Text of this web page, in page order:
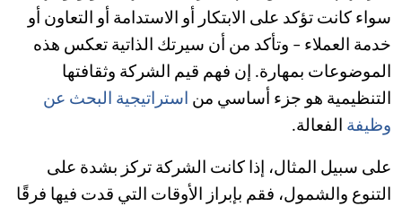
سواء كانت تؤكد على الابتكار أو الاستدامة أو التعاون أو
خدمة العملاء – وتأكد من أن سيرتك الذاتية تعكس هذه
الموضوعات بمهارة. إن فهم قيم الشركة وثقافتها
التنظيمية هو جزء أساسي من استراتيجية البحث عن
وظيفة الفعالة.
على سبيل المثال، إذا كانت الشركة تركز بشدة على
التنوع والشمول، فقم بإبراز الأوقات التي قدت فيها فرقًا